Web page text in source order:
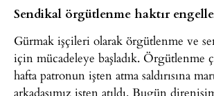
Sendikal örgütlenme haktır
Gürmak işçileri olarak örgütlenme ve
için mücadeleye başladık. Örgütlenme
hafta patronun işten atma saldırısına
arkadaşımız işten atıldı. Bugün